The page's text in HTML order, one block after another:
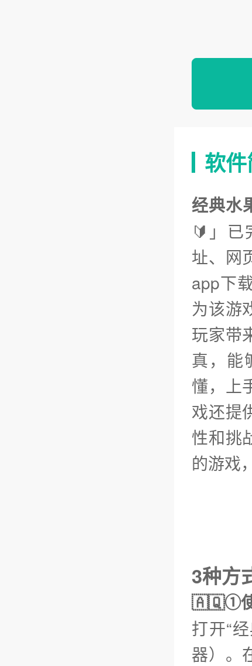
软
经典水
🔰」
址、网
app下
为该游
玩家带
真，能
懂，上
戏还提
性和挑
的游戏
3种方
🇦🇶①使
打开“
器）。